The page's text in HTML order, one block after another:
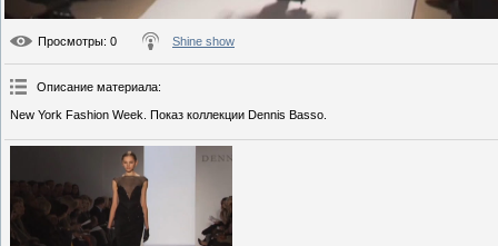
Просмотры: 0 Shine show
Описание материала:
New York Fashion Week. Показ коллекции Dennis Basso.